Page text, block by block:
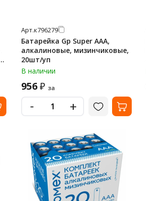
Арт.к796279
Батарейка Gp Super AAA,
алкалиновые, мизинчиковые,
20шт/уп
В наличии
956₽ за
- +